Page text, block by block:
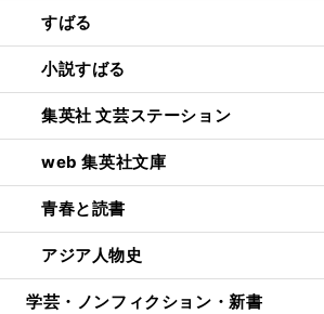
すばる
小説すばる
集英社 文芸ステーション
web 集英社文庫
青春と読書
アジア人物史
学芸・ノンフィクション・新書